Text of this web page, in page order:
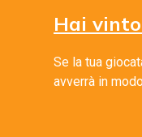
Hai
Se la tua
avverrà in